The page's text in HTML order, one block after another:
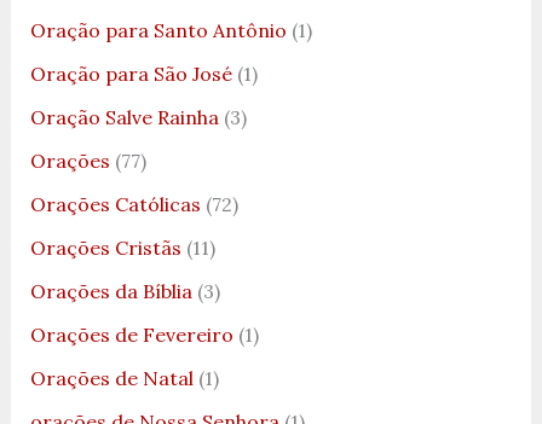
Oração para Santo Antônio (1)
Oração para São José(1)
Oração Salve Rainha (3)
Orações (77)
Orações Católicas (72)
Orações Cristãs (11)
Orações da Bíblia (3)
Orações de Fevereiro (1)
Orações de Natal (1)